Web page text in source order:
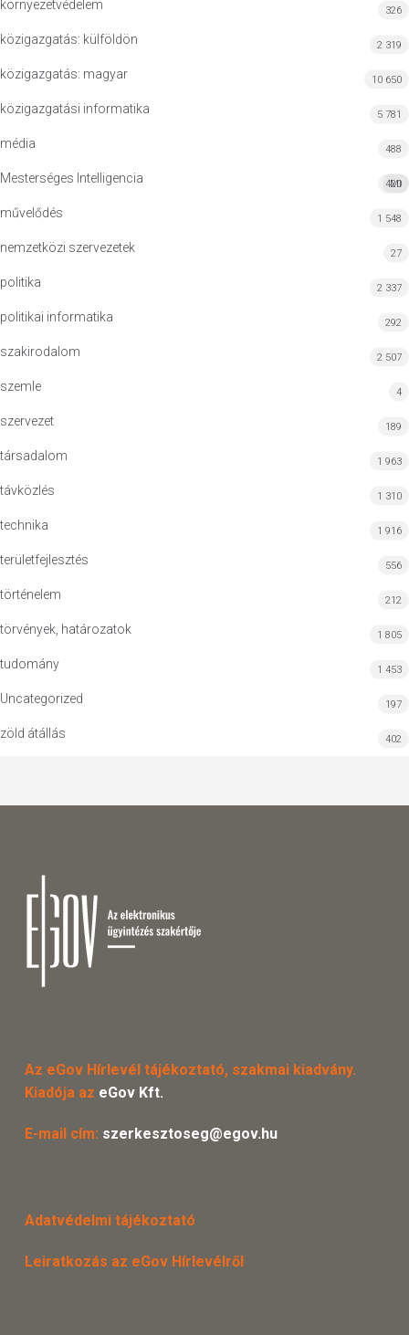
környezetvédelem 326
közigazgatás: külföldön 2 319
közigazgatás: magyar 10 650
közigazgatási informatika 5 781
média 488
Mesterséges Intelligencia MI
420
művelődés 1 548
nemzetközi szervezetek 27
politika 2 337
politikai informatika 292
szakirodalom 2 507
szemle 4
szervezet 189
társadalom 1 963
távközlés 1 310
technika 1 916
területfejlesztés 556
történelem 212
törvények, határozatok 1 805
tudomány 1 453
Uncategorized 197
zöld átállás 402
Az eGov Hírlevél tájékoztató, szakmai kiadvány.
Kiadója az eGov Kft.
E-mail cím: szerkesztoseg@egov.hu
Adatvédelmi tájékoztató
Leiratkozás az eGov Hírlevélről